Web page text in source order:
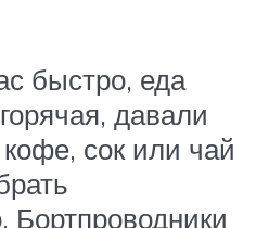
быстро, еда
давали
сок или чай
Бортпроводники